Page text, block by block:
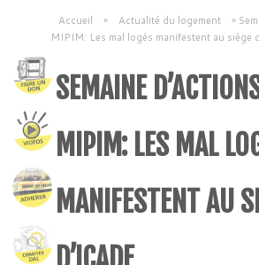
Accueil » Actualité du logement »
MIPIM: Les mal logés manifestent au siège
SEMAINE
MIPIM: LES MAL
MANIFESTENT AU